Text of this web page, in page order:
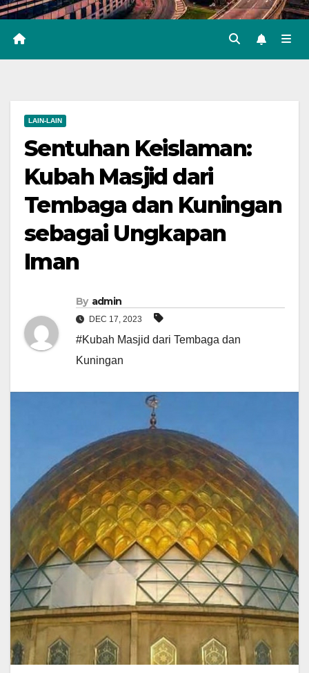
LAIN-LAIN
Sentuhan Keislaman:
Kubah Masjid dari
Tembaga dan Kuningan
sebagai Ungkapan
Iman
By admin
DEC 17, 2023
#Kubah Masjid dari Tembaga dan
Kuningan